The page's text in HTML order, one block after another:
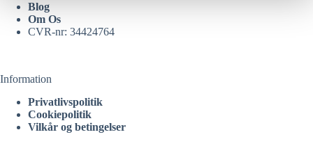
Blog
Om Os
CVR-nr: 34424764
Information
Privatlivspolitik
Cookiepolitik
Vilkår og betingelser